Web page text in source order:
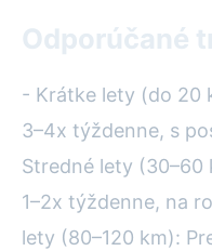
Odporúčané
- Krátke lety (do 20
3–4x týždenne, s
Stredné lety
1–2x týždenne, na
lety (80–120 km):